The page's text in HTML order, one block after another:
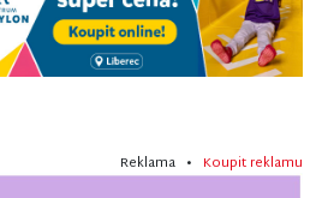
Reklama • Koupit reklamu